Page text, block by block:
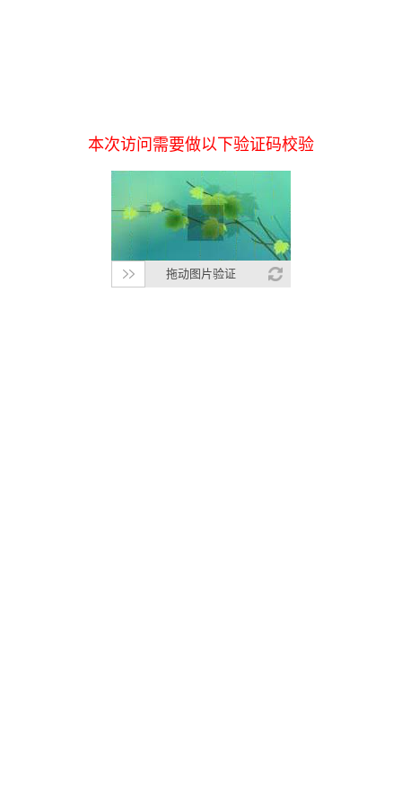
本次访问需要做以下验证码校验
拖动图片验证